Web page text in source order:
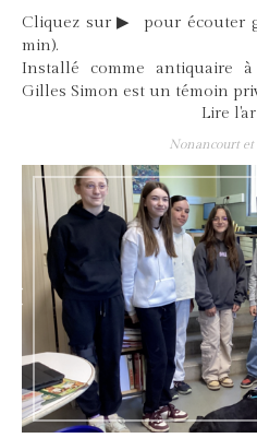
Cliquez sur ▶ pour écouter
min).
Installé comme antiquaire
Gilles Simon est un témoin
Lire
Nonancourt